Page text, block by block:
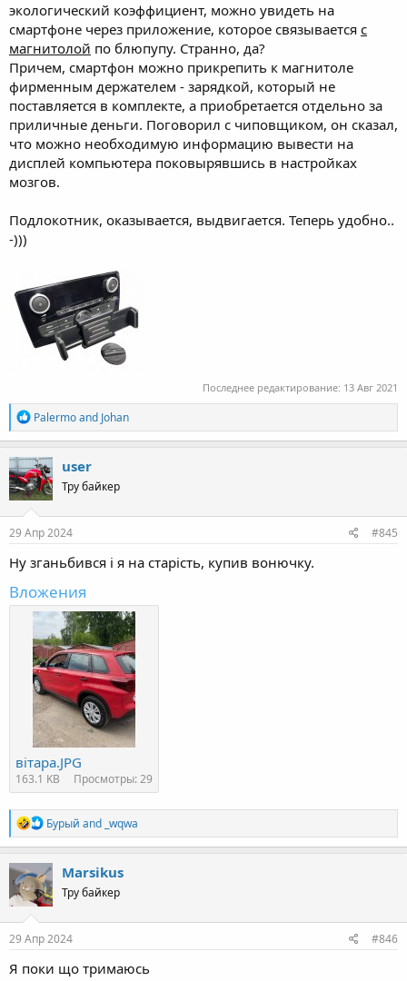
экологический коэффициент, можно увидеть на
смартфоне через приложение, которое связывается с
магнитолой по блюпупу. Странно, да?
Причем, смартфон можно прикрепить к магнитоле
фирменным держателем - зарядкой, который не
поставляется в комплекте, а приобретается отдельно за
приличные деньги. Поговорил с чиповщиком, он сказал,
что можно необходимую информацию вывести на
дисплей компьютера поковырявшись в настройках
мозгов.
Подлокотник, оказывается, выдвигается. Теперь удобно..
-)))
Последнее редактирование: 13 Авг 2021
R
e
a
c
t
i
o
n
s
Palermoand Johan
user
Тру байкер
29 Апр 2024 #845
Ну зганьбився і я на старість, купив вонючку.
Вложения
вітара.JPG
163.1 KB Просмотры: 29
R
e
a
c
t
i
o
n
s
Бурый and _wqwa
Marsikus
Тру байкер
29 Апр 2024 #846
Я поки що тримаюсь